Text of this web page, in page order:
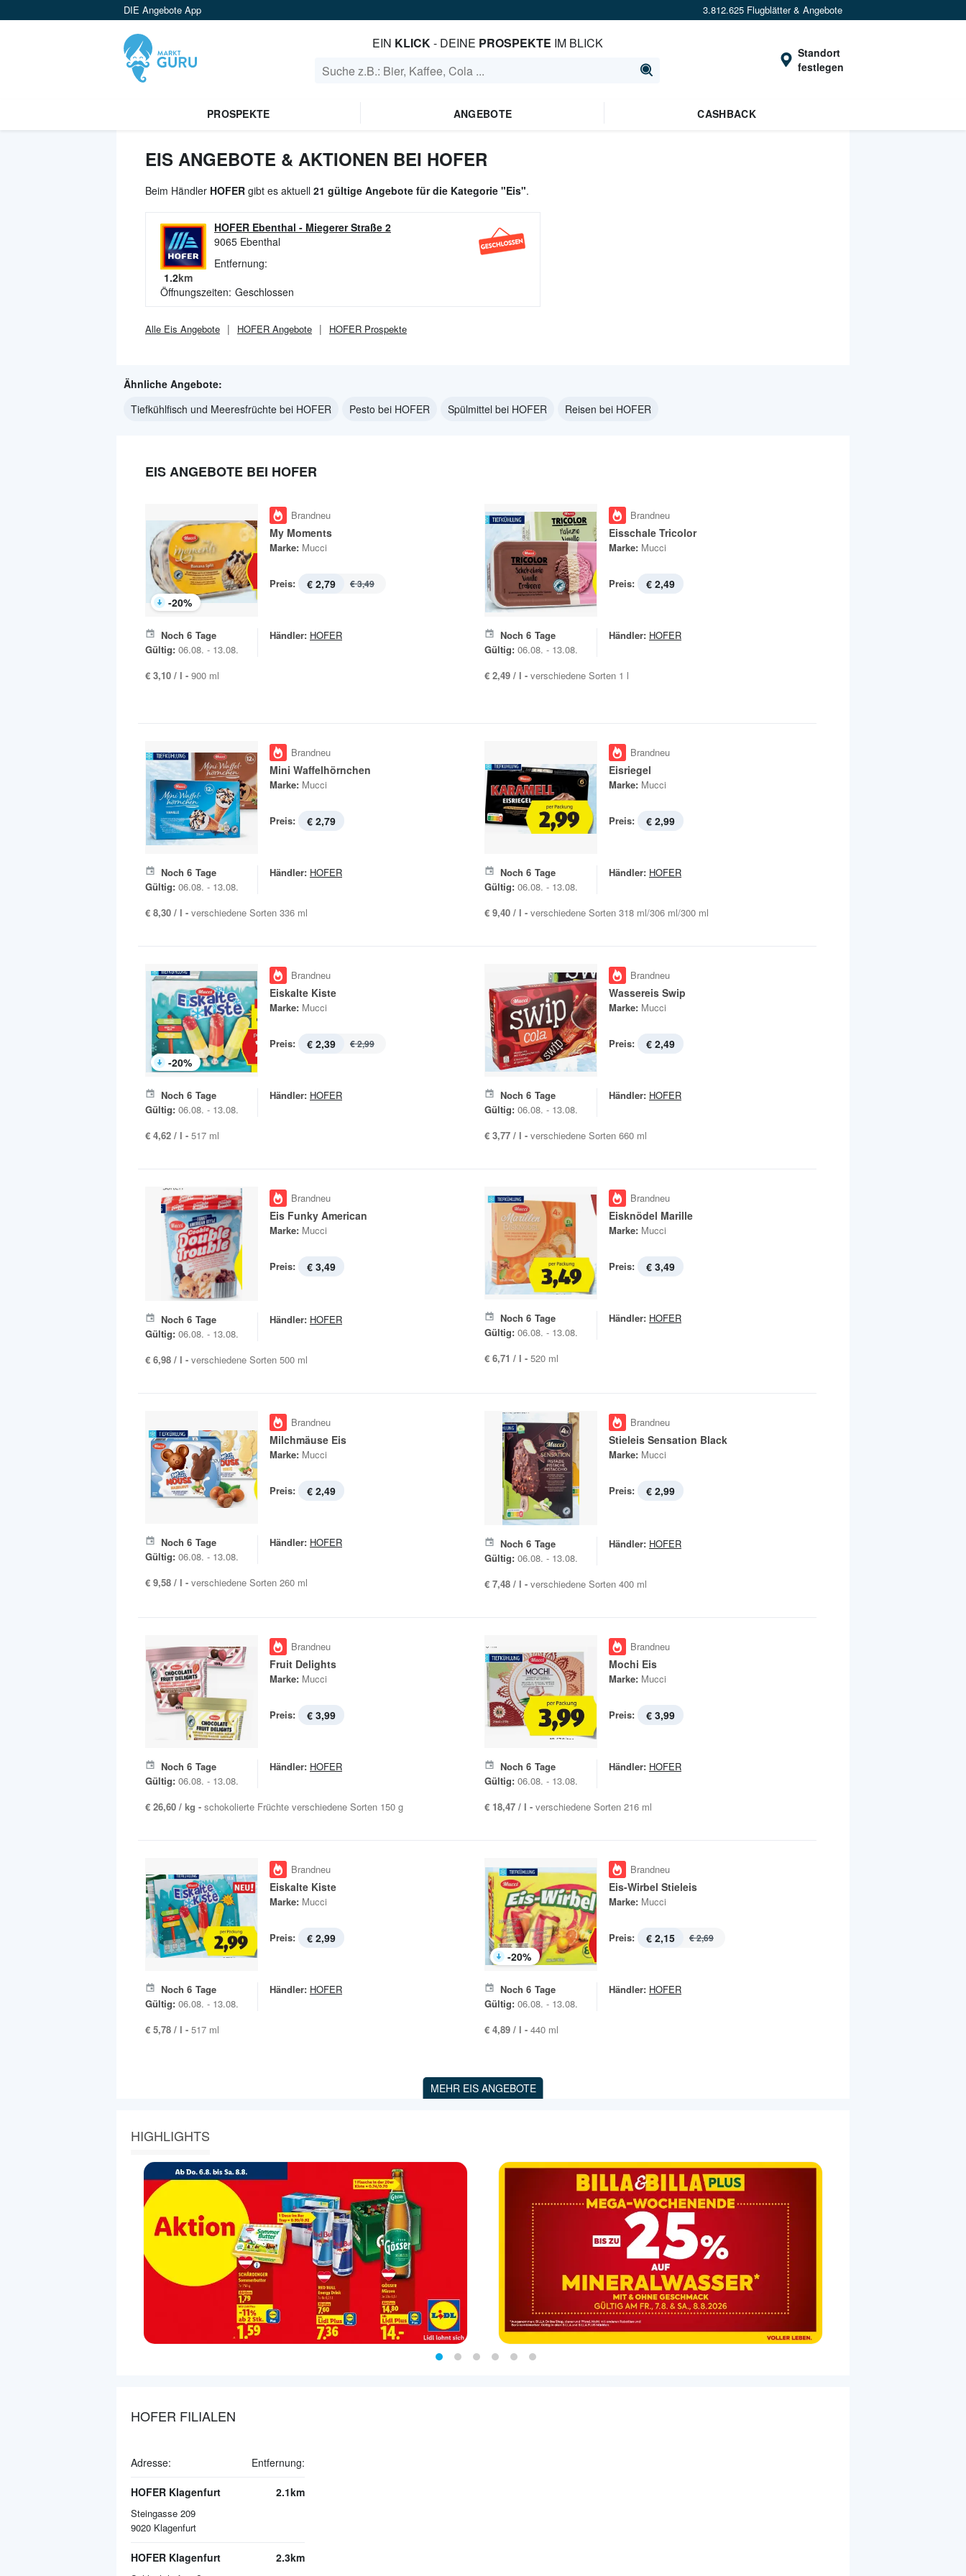
DIE Angebote App 3.812.625 Flugblätter & Angebote
EIN KLICK- DEINE PROSPEKTE IM BLICK
Standort
festlegen
PROSPEKTE ANGEBOTE CASHBACK
EIS ANGEBOTE & AKTIONEN BEI HOFER
Beim Händler HOFER gibt es aktuell 21 gültige Angebote für die Kategorie "Eis".
HOFER Ebenthal - Miegerer Straße 2
9065 Ebenthal
Entfernung:
1.2km
Öffnungszeiten: Geschlossen
Alle Eis Angebote HOFER Angebote HOFER Prospekte
Ähnliche Angebote:
Tiefkühlfisch und Meeresfrüchte bei HOFER
Pesto bei HOFER Spülmittel bei HOFER Reisen bei HOFER
EIS ANGEBOTE BEI HOFER
-20%
Brandneu
My Moments
Marke: Mucci
Preis: € 2,79 € 3,49
Noch 6 Tage
Gültig: 06.08. - 13.08.
Händler: HOFER
€ 3,10 / l - 900 ml
Brandneu
Eisschale Tricolor
Marke: Mucci
Preis: € 2,49
Noch 6 Tage
Gültig: 06.08. - 13.08.
Händler: HOFER
€ 2,49 / l - verschiedene Sorten 1 l
Brandneu
Mini Waffelhörnchen
Marke: Mucci
Preis: € 2,79
Noch 6 Tage
Gültig: 06.08. - 13.08.
Händler: HOFER
€ 8,30 / l - verschiedene Sorten 336 ml
Brandneu
Eisriegel
Marke: Mucci
Preis: € 2,99
Noch 6 Tage
Gültig: 06.08. - 13.08.
Händler: HOFER
€ 9,40 / l - verschiedene Sorten 318 ml/306 ml/300 ml
-20%
Brandneu
Eiskalte Kiste
Marke: Mucci
Preis: € 2,39 € 2,99
Noch 6 Tage
Gültig: 06.08. - 13.08.
Händler: HOFER
€ 4,62 / l - 517 ml
Brandneu
Wassereis Swip
Marke: Mucci
Preis: € 2,49
Noch 6 Tage
Gültig: 06.08. - 13.08.
Händler: HOFER
€ 3,77 / l - verschiedene Sorten 660 ml
Brandneu
Eis Funky American
Marke: Mucci
Preis: € 3,49
Noch 6 Tage
Gültig: 06.08. - 13.08.
Händler: HOFER
€ 6,98 / l - verschiedene Sorten 500 ml
Brandneu
Eisknödel Marille
Marke: Mucci
Preis: € 3,49
Noch 6 Tage
Gültig: 06.08. - 13.08.
Händler: HOFER
€ 6,71 / l - 520 ml
Brandneu
Milchmäuse Eis
Marke: Mucci
Preis: € 2,49
Noch 6 Tage
Gültig: 06.08. - 13.08.
Händler: HOFER
€ 9,58 / l - verschiedene Sorten 260 ml
Brandneu
Stieleis Sensation Black
Marke: Mucci
Preis: € 2,99
Noch 6 Tage
Gültig: 06.08. - 13.08.
Händler: HOFER
€ 7,48 / l - verschiedene Sorten 400 ml
Brandneu
Fruit Delights
Marke: Mucci
Preis: € 3,99
Noch 6 Tage
Gültig: 06.08. - 13.08.
Händler: HOFER
€ 26,60 / kg - schokolierte Früchte verschiedene Sorten 150 g
Brandneu
Mochi Eis
Marke: Mucci
Preis: € 3,99
Noch 6 Tage
Gültig: 06.08. - 13.08.
Händler: HOFER
€ 18,47 / l - verschiedene Sorten 216 ml
Brandneu
Eiskalte Kiste
Marke: Mucci
Preis: € 2,99
Noch 6 Tage
Gültig: 06.08. - 13.08.
Händler: HOFER
€ 5,78 / l - 517 ml
-20%
Brandneu
Eis-Wirbel Stieleis
Marke: Mucci
Preis: € 2,15 € 2,69
Noch 6 Tage
Gültig: 06.08. - 13.08.
Händler: HOFER
€ 4,89 / l - 440 ml
MEHR EIS ANGEBOTE
HIGHLIGHTS
HOFER FILIALEN
Adresse: Entfernung:
HOFER Klagenfurt
Steingasse 209
9020 Klagenfurt
2.1km
HOFER Klagenfurt 2.3km